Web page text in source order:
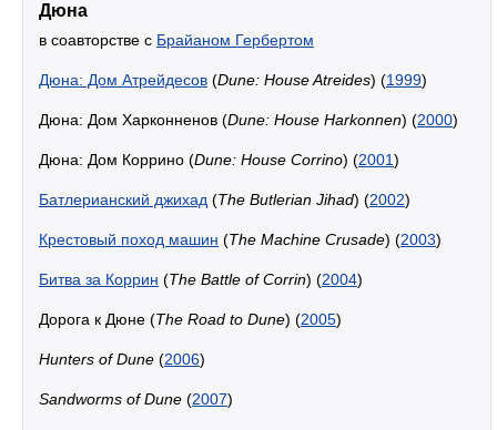
Дюна
в соавторстве с Брайаном Гербертом
Дюна: Дом Атрейдесов (Dune: House Atreides) (1999)
Дюна: Дом Харконненов (Dune: House Harkonnen) (2000)
Дюна: Дом Коррино (Dune: House Corrino) (2001)
Батлерианский джихад (The Butlerian Jihad) (2002)
Крестовый поход машин (The Machine Crusade) (2003)
Битва за Коррин (The Battle of Corrin) (2004)
Дорога к Дюне (The Road to Dune) (2005)
Hunters of Dune (2006)
Sandworms of Dune (2007)